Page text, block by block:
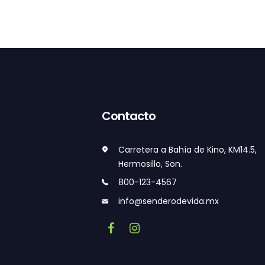
Contacto
Carretera a Bahía de Kino, KM14.5,
Hermosillo, Son.
800-123-4567
info@senderodevida.mx